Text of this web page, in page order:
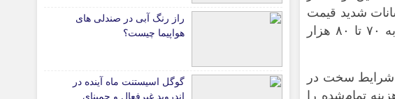
شدید قیمت
جوجه یک‌روزه از فروش با ضرر روی ۱۰ تا ۱۵ هزارتومان تا افزایش قیمت تمام شده به ۷۰ تا ۸۰ هزار
شرایط سخت در
تمام‌شده را
راز رنگ آبی در صندلی های
هواپیما چیست؟
گوگل اسیستنت ماه آینده در
اندروید غیرفعال و جمینای